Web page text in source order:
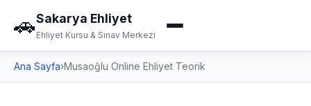
🚗Sakarya Ehliyet
Ehliyet Kursu & Sınav Merkezi
Ana Sayfa›Musaoğlu Online Ehliyet Teorik